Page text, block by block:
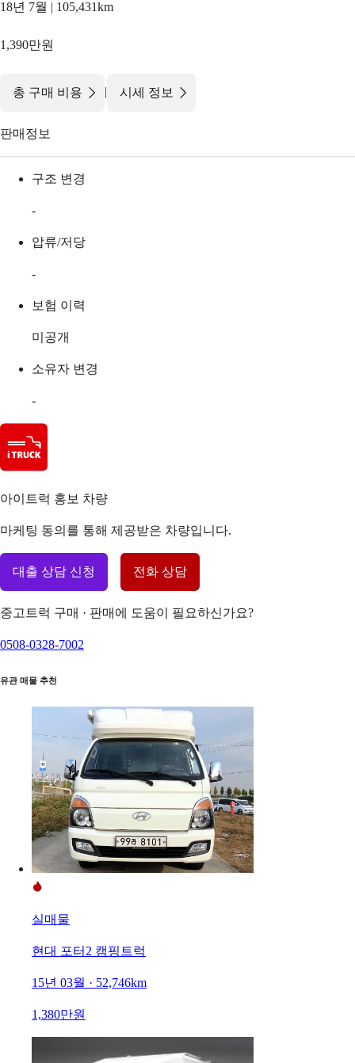
18년 7월 | 105,431km
1,390만원
총 구매 비용 | 시세 정보
판매정보
구조 변경
-
압류/저당
-
보험 이력
미공개
소유자 변경
-
아이트럭 홍보 차량
마케팅 동의를 통해 제공받은 차량입니다.
대출 상담 신청 전화 상담
중고트럭 구매 · 판매에 도움이 필요하신가요?
0508-0328-7002
유관 매물 추천
실매물
현대 포터2 캠핑트럭
15년 03월 · 52,746km
1,380만원